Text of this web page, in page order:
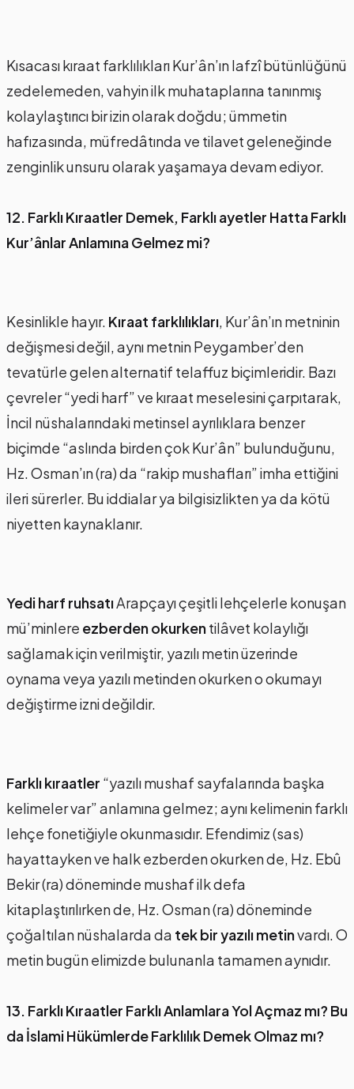
Kısacası kıraat farklılıkları Kur’ân’ın lafzî bütünlüğünü
zedelemeden, vahyin ilk muhataplarına tanınmış
kolaylaştırıcı bir izin olarak doğdu; ümmetin
hafızasında, müfredâtında ve tilavet geleneğinde
zenginlik unsuru olarak yaşamaya devam ediyor.
12. Farklı Kıraatler Demek, Farklı ayetler Hatta Farklı
Kur’ânlar Anlamına Gelmez mi?
Kesinlikle hayır. Kıraat farklılıkları, Kur’ân’ın metninin
değişmesi değil, aynı metnin Peygamber’den
tevatürle gelen alternatif telaffuz biçimleridir. Bazı
çevreler “yedi harf” ve kıraat meselesini çarpıtarak,
İncil nüshalarındaki metinsel ayrılıklara benzer
biçimde “aslında birden çok Kur’ân” bulunduğunu,
Hz. Osman’ın (ra) da “rakip mushafları” imha ettiğini
ileri sürerler. Bu iddialar ya bilgisizlikten ya da kötü
niyetten kaynaklanır.
Yedi harf ruhsatıArapçayı çeşitli lehçelerle konuşan
mü’minlere ezberden okurkentilâvet kolaylığı
sağlamak için verilmiştir, yazılı metin üzerinde
oynama veya yazılı metinden okurken o okumayı
değiştirme izni değildir.
Farklı kıraatler “yazılı mushaf sayfalarında başka
kelimeler var” anlamına gelmez; aynı kelimenin farklı
lehçe fonetiğiyle okunmasıdır. Efendimiz (sas)
hayattayken ve halk ezberden okurken de, Hz. Ebû
Bekir (ra) döneminde mushaf ilk defa
kitaplaştırılırken de, Hz. Osman (ra) döneminde
çoğaltılan nüshalarda da tek bir yazılı metinvardı. O
metin bugün elimizde bulunanla tamamen aynıdır.
13. Farklı Kıraatler Farklı Anlamlara Yol Açmaz mı? Bu
da İslami Hükümlerde Farklılık Demek Olmaz mı?